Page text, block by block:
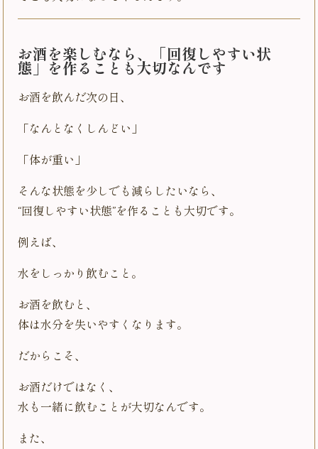
お酒を楽しむなら、「回復しやすい状
態」を作ることも大切なんです
お酒を飲んだ次の日、
「なんとなくしんどい」
「体が重い」
そんな状態を少しでも減らしたいなら、
“回復しやすい状態”を作ることも大切です。
例えば、
水をしっかり飲むこと。
お酒を飲むと、
体は水分を失いやすくなります。
だからこそ、
お酒だけではなく、
水も一緒に飲むことが大切なんです。
また、